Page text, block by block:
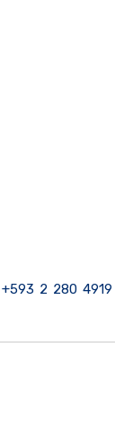
+593 2 280 4919